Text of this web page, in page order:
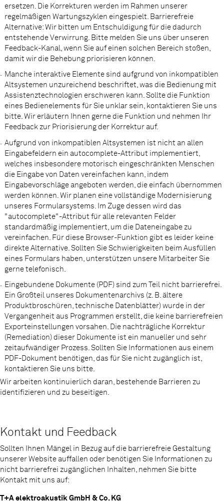
ersetzen. Die Korrekturen werden im Rahmen unserer
regelmäßigen Wartungszyklen eingespielt. Barrierefreie
Alternative: Wir bitten um Entschuldigung für die dadurch
entstehende Verwirrung. Bitte melden Sie uns über unseren
Feedback-Kanal, wenn Sie auf einen solchen Bereich stoßen,
damit wir die Behebung priorisieren können.
Manche interaktive Elemente sind aufgrund von inkompatiblen
Altsystemen unzureichend beschriftet, was die Bedienung mit
Assistenztechnologien erschweren kann. Sollte die Funktion
eines Bedienelements für Sie unklar sein, kontaktieren Sie uns
bitte. Wir erläutern Ihnen gerne die Funktion und nehmen Ihr
Feedback zur Priorisierung der Korrektur auf.
Aufgrund von inkompatiblen Altsystemen ist nicht an allen
Eingabefeldern ein autocomplete-Attribut implementiert,
welches insbesondere motorisch eingeschränkten Menschen
die Eingabe von Daten vereinfachen kann, indem
Eingabevorschläge angeboten werden, die einfach übernommen
werden können. Wir planen eine vollständige Modernisierung
unseres Formularsystems. Im Zuge dessen wird das
"autocomplete"-Attribut für alle relevanten Felder
standardmäßig implementiert, um die Dateneingabe zu
vereinfachen. Für diese Browser-Funktion gibt es leider keine
direkte Alternative. Sollten Sie Schwierigkeiten beim Ausfüllen
eines Formulars haben, unterstützen unsere Mitarbeiter Sie
gerne telefonisch.
Eingebundene Dokumente (PDF) sind zum Teil nicht barrierefrei.
Ein Großteil unseres Dokumentenarchivs (z. B. ältere
Produktbroschüren, technische Datenblätter) wurde in der
Vergangenheit aus Programmen erstellt, die keine barrierefreien
Exporteinstellungen vorsahen. Die nachträgliche Korrektur
(Remediation) dieser Dokumente ist ein manueller und sehr
zeitaufwändiger Prozess. Sollten Sie Informationen aus einem
PDF-Dokument benötigen, das für Sie nicht zugänglich ist,
kontaktieren Sie uns bitte.
Wir arbeiten kontinuierlich daran, bestehende Barrieren zu
identifizieren und zu beseitigen.
Kontakt und Feedback
Sollten Ihnen Mängel in Bezug auf die barrierefreie Gestaltung
unserer Website auffallen oder benötigen Sie Informationen zu
nicht barrierefrei zugänglichen Inhalten, nehmen Sie bitte
Kontakt mit uns auf:
T+A elektroakustik GmbH & Co. KG